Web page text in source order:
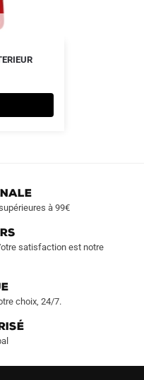
à 99€
satisfaction est notre
choix, 24/7.